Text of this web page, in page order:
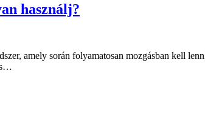
használj?
amely során folyamatosan mozgásban kell